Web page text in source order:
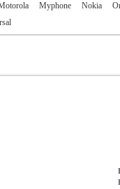
Myphone Nokia